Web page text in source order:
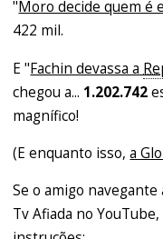
"Moro decide quem é
422 mil.
E "Fachin devassa a
chegou a... 1.202.742
magnífico!
(E enquanto isso,a
Se o amigo
Tv Afiada no